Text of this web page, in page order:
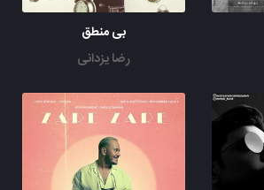
بی منطق
رضا یزدانی